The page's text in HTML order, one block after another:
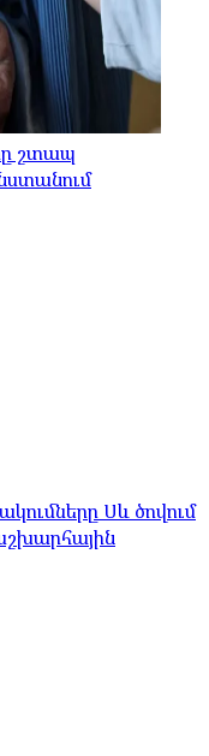
շտապ
Սև ծովում